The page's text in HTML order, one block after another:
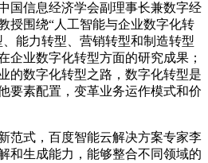
国信息经济学会副理事长兼数字经
授围绕“人工智能与企业数字化转
能力转型、营销转型和制造转型
企业数字化转型方面的研究成果；
的数字化转型之路，数字化转型是
要素配置，变革业务运作模式和价
范式，百度智能云解决方案专家李
和生成能力，能够整合不同领域的